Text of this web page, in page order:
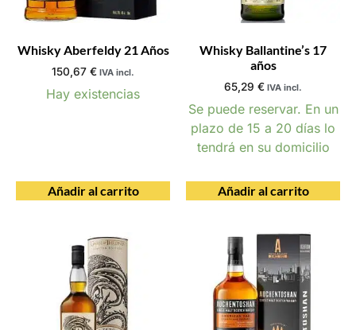
Whisky Aberfeldy 21 Años
150,67 € IVA incl.
Hay existencias
Añadir al carrito
Whisky Ballantine’s 17
años
65,29 € IVA incl.
Se puede reservar. En un
plazo de 15 a 20 días lo
tendrá en su domicilio
Añadir al carrito